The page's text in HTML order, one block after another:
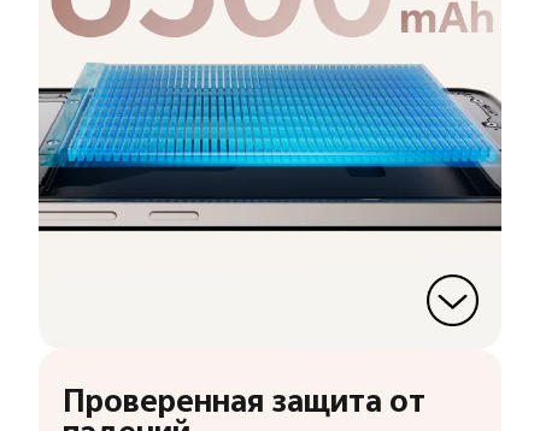
Проверенная защита от